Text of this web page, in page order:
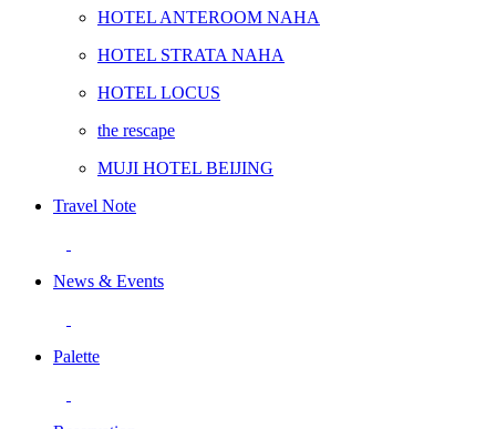
HOTEL ANTEROOM NAHA
HOTEL STRATA NAHA
HOTEL LOCUS
the rescape
MUJI HOTEL BEIJING
Travel Note
News & Events
Palette